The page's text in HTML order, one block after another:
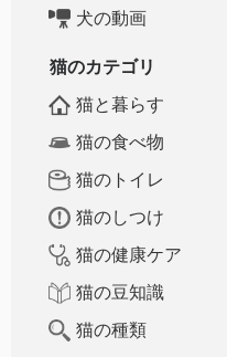
犬の動画
猫のカテゴリ
猫と暮らす
猫の食べ物
猫のトイレ
猫のしつけ
猫の健康ケア
猫の豆知識
猫の種類